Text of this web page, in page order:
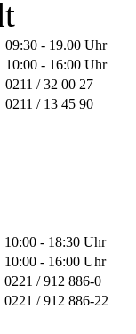
09:30 - 19.00 Uhr
10:00 - 16:00 Uhr
0211 / 32 00 27
0211 / 13 45 90
10:00 - 18:30 Uhr
10:00 - 16:00 Uhr
0221 / 912 886-0
0221 / 912 886-22